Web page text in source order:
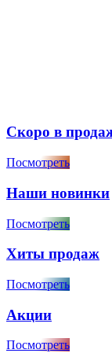
Скоро в
Посмотреть
Наши новинки
Посмотреть
Хиты продаж
Посмотреть
Акции
Посмотреть